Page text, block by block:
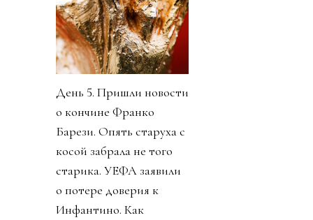
День 5. Пришли новости
о кончине Франко
Барези. Опять старуха с
косой забрала не того
старика. УЕФА заявили
о потере доверия к
Инфантино. Как